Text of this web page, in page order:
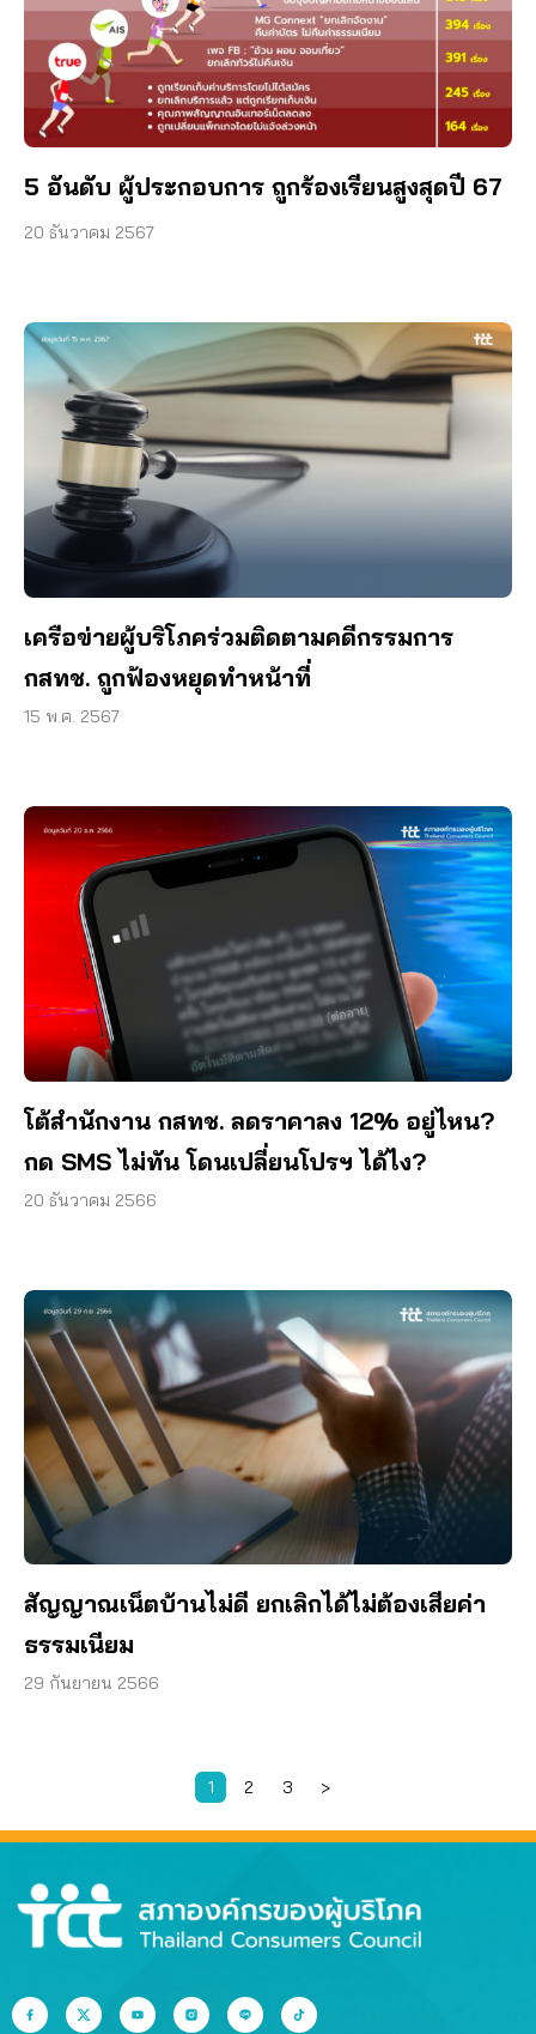
5 อันดับ ผู้ประกอบการ ถูกร้องเรียนสูงสุดปี 67
20 ธันวาคม 2567
เครือข่ายผู้บริโภคร่วมติดตามคดีกรรมการ
กสทช. ถูกฟ้องหยุดทำหน้าที่
15 พ.ค. 2567
โต้สำนักงาน กสทช. ลดราคาลง 12% อยู่ไหน?
กด SMS ไม่ทัน โดนเปลี่ยนโปรฯ ได้ไง?
20 ธันวาคม 2566
สัญญาณเน็ตบ้านไม่ดี ยกเลิกได้ไม่ต้องเสียค่า
ธรรมเนียม
29 กันยายน 2566
1 2 3 >